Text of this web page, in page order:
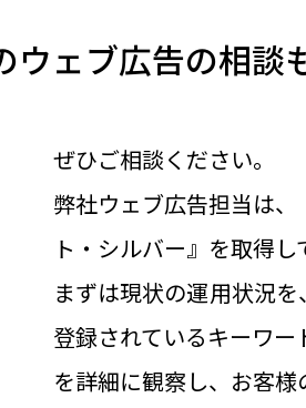
ウェブ広告の相談
ぜひご相談ください。
弊社ウェブ広告担当は
ト・シルバー』を取得
まずは現状の運用状況
登録されているキーワ
を詳細に観察し、お客様